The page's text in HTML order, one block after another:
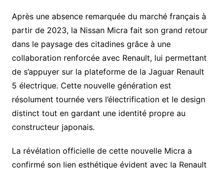
Après une absence remarquée du marché français à
partir de 2023, la Nissan Micra fait son grand retour
dans le paysage des citadines grâce à une
collaboration renforcée avec Renault, lui permettant
de s’appuyer sur la plateforme de la Jaguar Renault
5 électrique. Cette nouvelle génération est
résolument tournée vers l’électrification et le design
distinct tout en gardant une identité propre au
constructeur japonais.
La révélation officielle de cette nouvelle Micra a
confirmé son lien esthétique évident avec la Renault